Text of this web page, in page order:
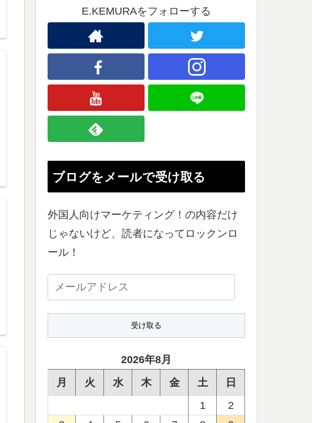
E.KEMURAをフォローする
ブログをメールで受け取る
外国人向けマーケティング！の内容だけ
じゃないけど、読者になってロックンロ
ール！
ー
ア
ス
2026年8月
月
火 水 木 金 土
日
1
2